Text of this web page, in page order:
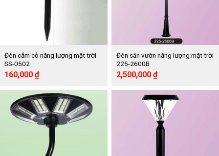
Đèn cắm cỏ năng lượng mặt trời
SS-0502
Giá
là:
319,000 ₫.
160,000 ₫Giá
tại
là:
160,000 ₫.
Đèn sân vườn năng lượng mặt trời
225-2600B
Giá
là:
5,040,000 ₫.
2,500,000 ₫Giá
tại
là:
2,500,000 ₫.